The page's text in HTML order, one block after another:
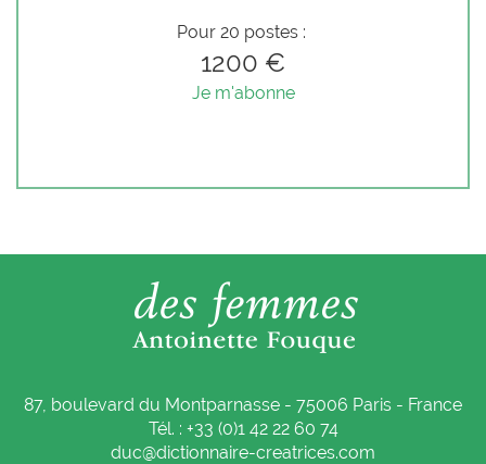
Pour 20 postes :
1200 €
Je m'abonne
87, boulevard du Montparnasse - 75006 Paris - France
Tél. : +33 (0)1 42 22 60 74
duc@dictionnaire-creatrices.com